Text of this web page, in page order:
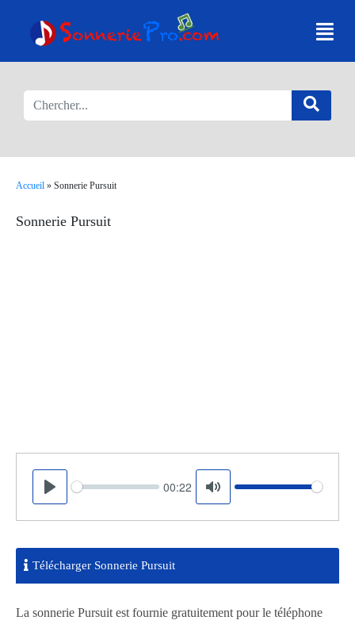
Accueil » Sonnerie Pursuit
Sonnerie Pursuit
Play
Seek 00:22
Mute
Volume
Télécharger Sonnerie Pursuit
La sonnerie Pursuit est fournie gratuitement pour le téléphone